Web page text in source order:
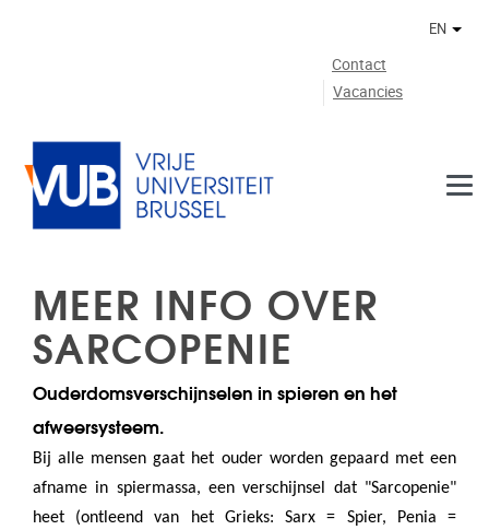
Contact
Vacancies
EN
MEER INFO OVER
SARCOPENIE
Ouderdomsverschijnselen in spieren en het
afweersysteem.
Bij alle mensen gaat het ouder worden gepaard met een
afname in spiermassa, een verschijnsel dat "Sarcopenie"
heet (ontleend van het Grieks: Sarx = Spier, Penia =